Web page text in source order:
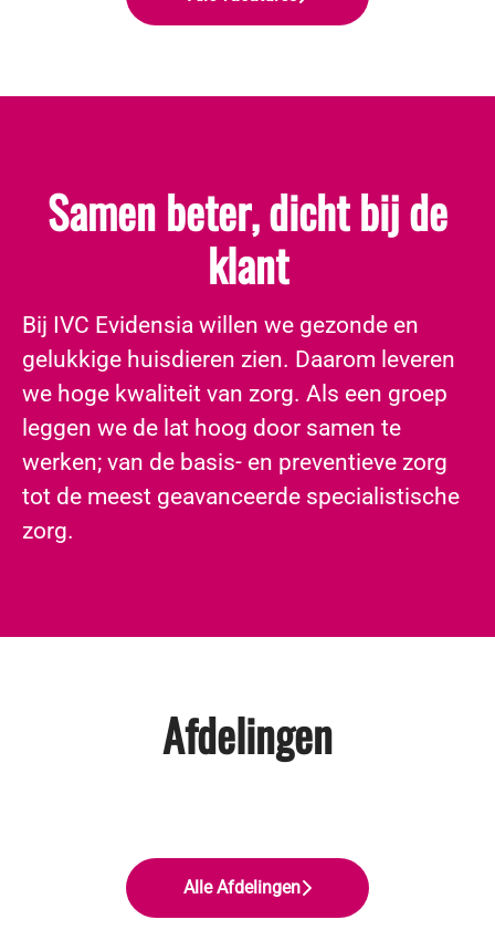
Samen beter, dicht bij de
klant
​Bij IVC Evidensia willen we gezonde en
gelukkige huisdieren zien. Daarom leveren
we hoge kwaliteit van zorg. Als een groep
leggen we de lat hoog door samen te
werken; van de basis- en preventieve zorg
tot de meest geavanceerde specialistische
zorg.
Afdelingen
Dierenartsen en specialisten
Management en support
Alle Afdelingen